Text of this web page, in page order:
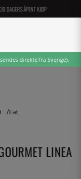
30 DAGERS ÅPENT KJØP
direkte fra Sverige).
Fat
LINEA